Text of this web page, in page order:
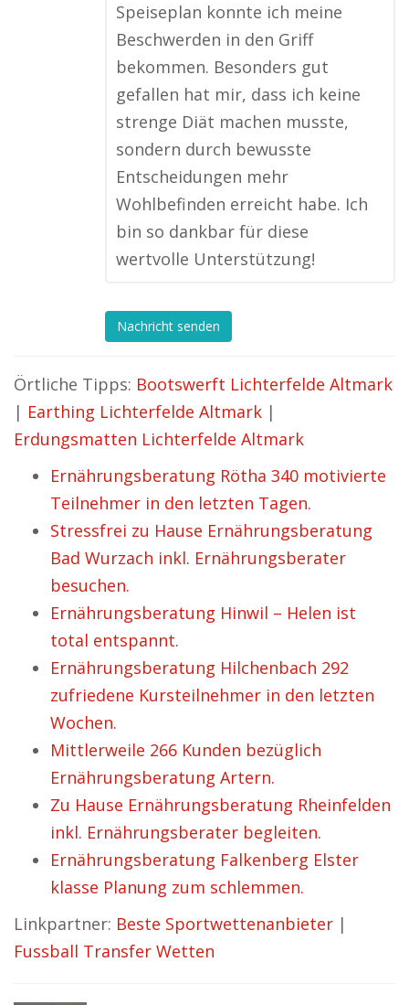
Speiseplan konnte ich meine
Beschwerden in den Griff
bekommen. Besonders gut
gefallen hat mir, dass ich keine
strenge Diät machen musste,
sondern durch bewusste
Entscheidungen mehr
Wohlbefinden erreicht habe. Ich
bin so dankbar für diese
wertvolle Unterstützung!
Nachricht senden
Örtliche Tipps: Bootswerft Lichterfelde Altmark
| Earthing Lichterfelde Altmark |
Erdungsmatten Lichterfelde Altmark
Ernährungsberatung Rötha 340 motivierte
Teilnehmer in den letzten Tagen.
Stressfrei zu Hause Ernährungsberatung
Bad Wurzach inkl. Ernährungsberater
besuchen.
Ernährungsberatung Hinwil – Helen ist
total entspannt.
Ernährungsberatung Hilchenbach 292
zufriedene Kursteilnehmer in den letzten
Wochen.
Mittlerweile 266 Kunden bezüglich
Ernährungsberatung Artern.
Zu Hause Ernährungsberatung Rheinfelden
inkl. Ernährungsberater begleiten.
Ernährungsberatung Falkenberg Elster
klasse Planung zum schlemmen.
Linkpartner: Beste Sportwettenanbieter |
Fussball Transfer Wetten